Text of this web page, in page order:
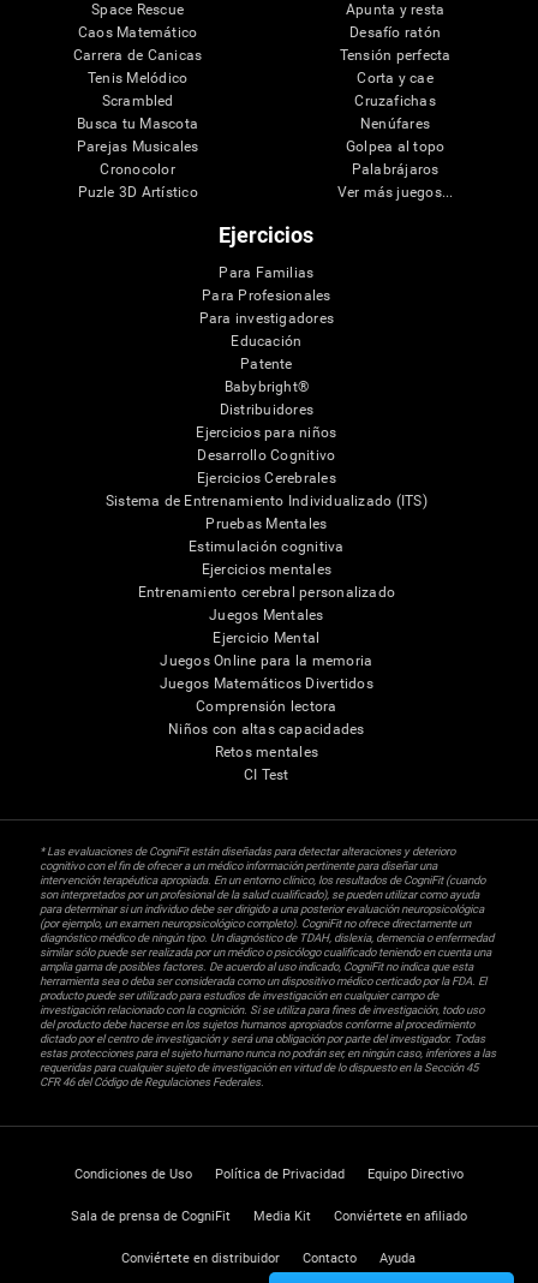
Space Rescue
Caos Matemático
Carrera de Canicas
Tenis Melódico
Scrambled
Busca tu Mascota
Parejas Musicales
Cronocolor
Puzle 3D Artístico
Apunta y resta
Desafío ratón
Tensión perfecta
Corta y cae
Cruzafichas
Nenúfares
Golpea al topo
Palabrájaros
Ver más juegos...
Ejercicios
Para Familias
Para Profesionales
Para investigadores
Educación
Patente
Babybright®
Distribuidores
Ejercicios para niños
Desarrollo Cognitivo
Ejercicios Cerebrales
Sistema de Entrenamiento Individualizado (ITS)
Pruebas Mentales
Estimulación cognitiva
Ejercicios mentales
Entrenamiento cerebral personalizado
Juegos Mentales
Ejercicio Mental
Juegos Online para la memoria
Juegos Matemáticos Divertidos
Comprensión lectora
Niños con altas capacidades
Retos mentales
CI Test
* Las evaluaciones de CogniFit están diseñadas para detectar alteraciones y deterioro
cognitivo con el fin de ofrecer a un médico información pertinente para diseñar una
intervención terapéutica apropiada. En un entorno clínico, los resultados de CogniFit (cuando
son interpretados por un profesional de la salud cualificado), se pueden utilizar como ayuda
para determinar si un individuo debe ser dirigido a una posterior evaluación neuropsicológica
(por ejemplo, un examen neuropsicológico completo). CogniFit no ofrece directamente un
diagnóstico médico de ningún tipo. Un diagnóstico de TDAH, dislexia, demencia o enfermedad
similar sólo puede ser realizada por un médico o psicólogo cualificado teniendo en cuenta una
amplia gama de posibles factores. De acuerdo al uso indicado, CogniFit no indica que esta
herramienta sea o deba ser considerada como un dispositivo médico certicado por la FDA. El
producto puede ser utilizado para estudios de investigación en cualquier campo de
investigación relacionado con la cognición. Si se utiliza para fines de investigación, todo uso
del producto debe hacerse en los sujetos humanos apropiados conforme al procedimiento
dictado por el centro de investigación y será una obligación por parte del investigador. Todas
estas protecciones para el sujeto humano nunca no podrán ser, en ningún caso, inferiores a las
requeridas para cualquier sujeto de investigación en virtud de lo dispuesto en la Sección 45
CFR 46 del Código de Regulaciones Federales.
Condiciones de Uso Política de Privacidad Equipo Directivo
Sala de prensa de CogniFit Media Kit Conviértete en afiliado
Conviértete en distribuidor Contacto Ayuda